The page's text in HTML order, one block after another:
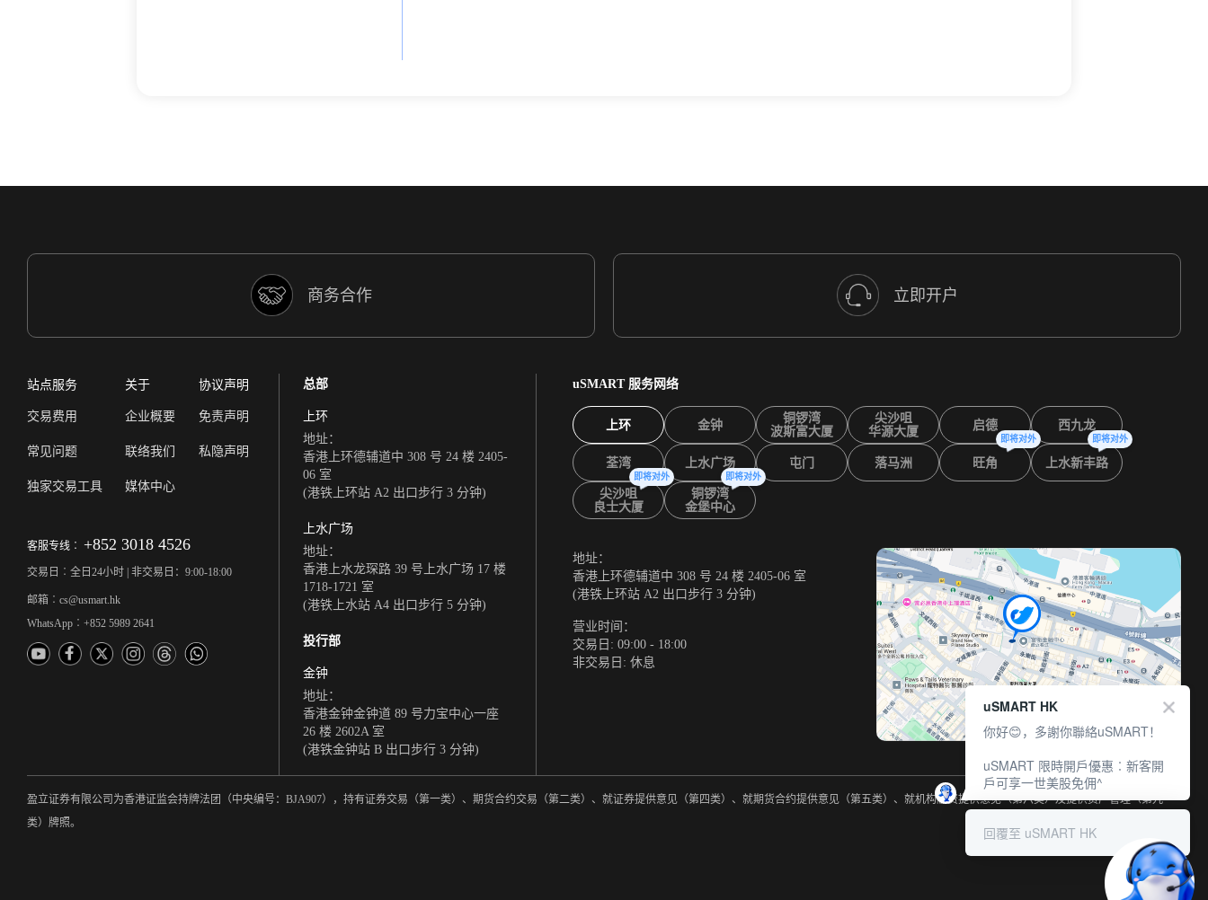
商务合作 立即开户
站点服务
交易费用
常见问题
独家交易工具
关于
企业概要
联络我们
媒体中心
协议声明
免责声明
私隐声明
客服专线︰ +852 3018 4526
交易日︰全日24小时 | 非交易日：9:00-18:00
邮箱︰cs@usmart.hk
WhatsApp︰+852 5989 2641
总部
上环
地址：
香港上环德辅道中 308 号 24 楼 2405-
06 室
(港铁上环站 A2 出口步行 3 分钟)
上水广场
地址：
香港上水龙琛路 39 号上水广场 17 楼
1718-1721 室
(港铁上水站 A4 出口步行 5 分钟)
投行部
金钟
地址：
香港金钟金钟道 89 号力宝中心一座
26 楼 2602A 室
(港铁金钟站 B 出口步行 3 分钟)
uSMART 服务网络
上环 金钟
铜锣湾
波斯富大厦
尖沙咀
华源大厦
启德 西九龙
荃湾 上水广场 屯门 落马洲 旺角
即将对外
上水新丰路
即将对外
尖沙咀
良士大厦
即将对外
铜锣湾
金堡中心
即将对外
地址：
香港上环德辅道中 308 号 24 楼 2405-06 室
(港铁上环站 A2 出口步行 3 分钟)
营业时间：
交易日: 09:00 - 18:00
非交易日: 休息
盈立证券有限公司为香港证监会持牌法团（中央编号：BJA907），持有证券交易（第一类）、期货合约交易（第二类）、就证券提供意见（第四类）、就期货合约提供意见（第五类）、就机构融资提供意见（第六类）及提供资产管理（第九
类）牌照。
uSMART HK
你好😊，多謝你聯絡uSMART！
uSMART 限時開戶優惠︰新客開
戶可享一世美股免佣^
回覆至 uSMART HK